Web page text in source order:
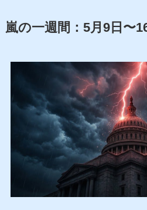
嵐の一週間：5月9日〜